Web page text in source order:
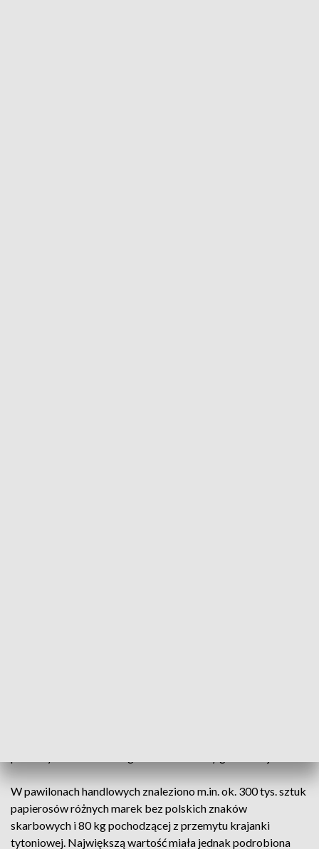
W pawilonach handlowych znaleziono m.in. ok. 300 tys. sztuk
papierosów różnych marek bez polskich znaków
skarbowych i 80 kg pochodzącej z przemytu krajanki
tytoniowej. Największą wartość miała jednak podrobiona